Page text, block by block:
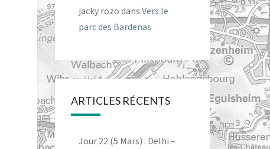
jacky rozo dans Vers le
parc des Bardenas
ARTICLES RÉCENTS
Jour 22 (5 Mars) : Delhi –